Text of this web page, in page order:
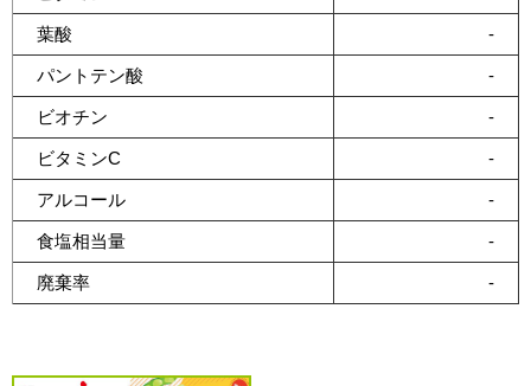
葉酸 -
パントテン酸 -
ビオチン -
ビタミンC -
アルコール -
食塩相当量 -
廃棄率 -